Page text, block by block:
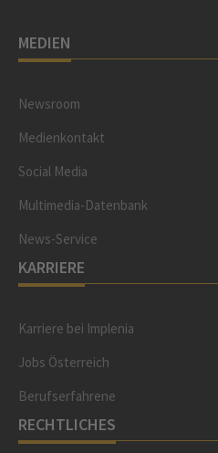
MEDIEN
Newsroom
Medienkontakt
Social Media
Multimedia-Datenbank
News-Service
KARRIERE
Karriere bei Implenia
Jobs Österreich
Berufserfahrene
RECHTLICHES